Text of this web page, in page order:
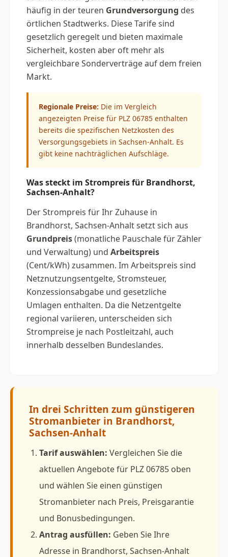
häufig in der teuren Grundversorgung des
örtlichen Stadtwerks. Diese Tarife sind
gesetzlich geregelt und bieten maximale
Sicherheit, kosten aber oft mehr als
vergleichbare Sonderverträge auf dem freien
Markt.
Regionale Preise: Die im Vergleich
angezeigten Preise für PLZ 06785 enthalten
bereits die spezifischen Netzkosten des
Versorgungsgebiets in Sachsen-Anhalt. Es
gibt keine nachträglichen Aufschläge.
Was steckt im Strompreis für Brandhorst,
Sachsen-Anhalt?
Der Strompreis für Ihr Zuhause in
Brandhorst, Sachsen-Anhalt setzt sich aus
Grundpreis(monatliche Pauschale für Zähler
und Verwaltung) und Arbeitspreis
(Cent/kWh) zusammen. Im Arbeitspreis sind
Netznutzungsentgelte, Stromsteuer,
Konzessionsabgabe und gesetzliche
Umlagen enthalten. Da die Netzentgelte
regional variieren, unterscheiden sich
Strompreise je nach Postleitzahl, auch
innerhalb desselben Bundeslandes.
In drei Schritten zum günstigeren
Stromanbieter in Brandhorst,
Sachsen-Anhalt
Tarif auswählen: Vergleichen Sie die
aktuellen Angebote für PLZ 06785 oben
und wählen Sie einen günstigen
Stromanbieter nach Preis, Preisgarantie
und Bonusbedingungen.
Antrag ausfüllen: Geben Sie Ihre
Adresse in Brandhorst, Sachsen-Anhalt